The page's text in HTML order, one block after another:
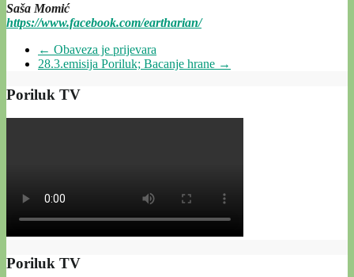
Saša Momić
https://www.facebook.com/eartharian/
← Obaveza je prijevara
28.3.emisija Poriluk; Bacanje hrane →
Poriluk TV
Poriluk TV